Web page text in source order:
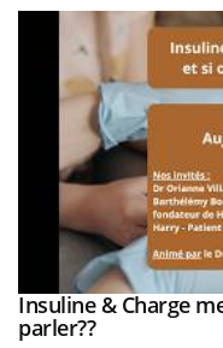
Youtube
Insuline & Charge
parler??Youtube